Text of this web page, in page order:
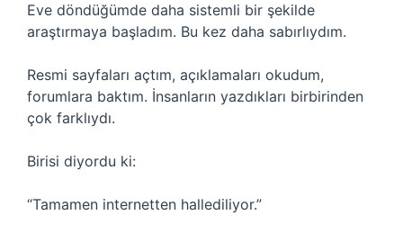
Eve döndüğümde daha sistemli bir şekilde
araştırmaya başladım. Bu kez daha sabırlıydım.
Resmi sayfaları açtım, açıklamaları okudum,
forumlara baktım. İnsanların yazdıkları birbirinden
çok farklıydı.
Birisi diyordu ki:
“Tamamen internetten hallediliyor.”